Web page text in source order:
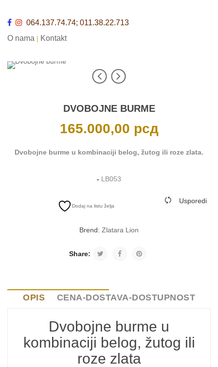
064.137.74.74; 011.38.22.713
O nama | Kontakt
DVOBOJNE BURME
165.000,00 рсд
Dvobojne burme u kombinaciji belog, žutog ili roze zlata.
- LB053
Dodaj na listu želja
Usporedi
Brend: Zlatara Lion
Share:
OPIS CENA-DOSTAVA-DOSTUPNOST
Dvobojne burme u
kombinaciji belog, žutog ili
roze zlata